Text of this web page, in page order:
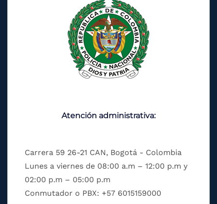
Atención administrativa:
Carrera 59 26-21 CAN, Bogotá - Colombia
Lunes a viernes de 08:00 a.m – 12:00 p.m y
02:00 p.m – 05:00 p.m
Conmutador o PBX: +57 6015159000